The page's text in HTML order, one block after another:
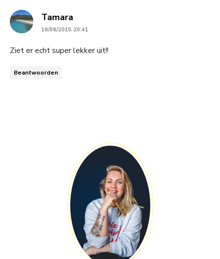
Tamara
16/06/2015 20:41
Ziet er echt super lekker uit!!
Beantwoorden